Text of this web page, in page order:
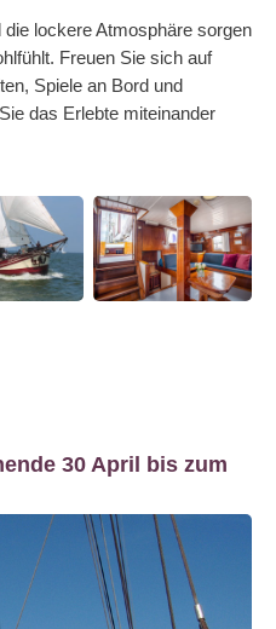
lockere Atmosphäre sorgen
Freuen Sie sich auf
Spiele an Bord und
das Erlebte miteinander
30 April bis zum